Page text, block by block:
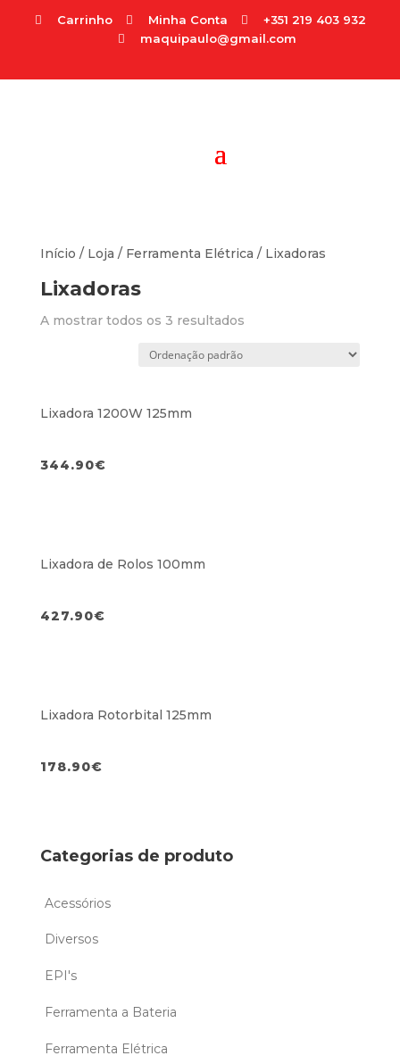
 Carrinho  Minha Conta  +351 219 403 932
 maquipaulo@gmail.com
Início / Loja / Ferramenta Elétrica / Lixadoras
Lixadoras
A mostrar todos os 3 resultados
Lixadora 1200W 125mm
344.90€
Lixadora de Rolos 100mm
427.90€
Lixadora Rotorbital 125mm
178.90€
Categorias de produto
Acessórios
Diversos
EPI's
Ferramenta a Bateria
Ferramenta Elétrica